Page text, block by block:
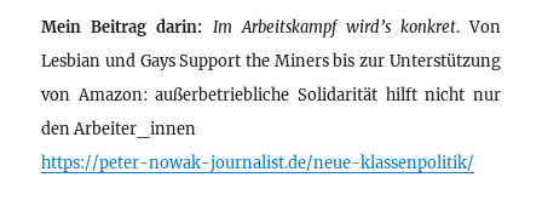
Mein Beitrag darin: Im Arbeitskampf wird’s konkret. Von
Lesbian und Gays Support the Miners bis zur Unterstützung
von Amazon: außerbetriebliche Solidarität hilft nicht nur
den Arbeiter_innen
https://peter-nowak-journalist.de/neue-klassenpolitik/